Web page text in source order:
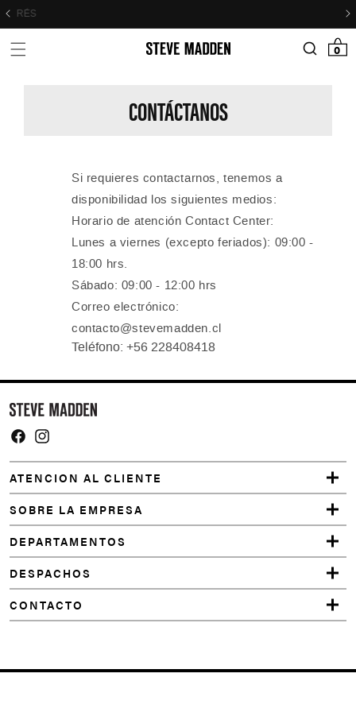
Skip to header
Skip to menu
Skip to content
Skip to footer
HASTA EN 12 CUOTAS SIN INTERÉS
0
0 items
CONTÁCTANOS
Si requieres contactarnos, tenemos a
disponibilidad los siguientes medios:
Horario de atención Contact Center:
Lunes a viernes (excepto feriados): 09:00 -
18:00 hrs.
Sábado: 09:00 - 12:00 hrs
Correo electrónico:
contacto@stevemadden.cl
Teléfono: +56228408418‬
ATENCION AL CLIENTE
SOBRE LA EMPRESA
DEPARTAMENTOS
DESPACHOS
CONTACTO